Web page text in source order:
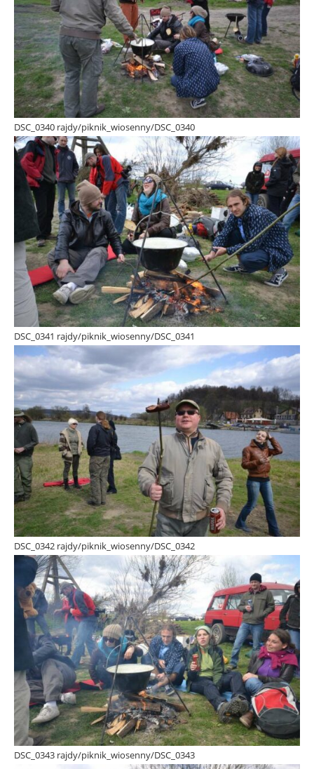
DSC_0340 rajdy/piknik_wiosenny/DSC_0340
DSC_0341 rajdy/piknik_wiosenny/DSC_0341
DSC_0342 rajdy/piknik_wiosenny/DSC_0342
DSC_0343 rajdy/piknik_wiosenny/DSC_0343